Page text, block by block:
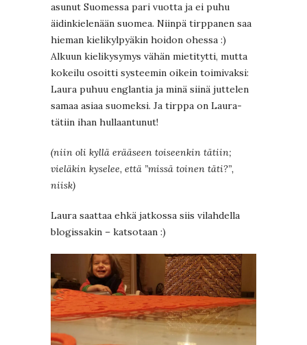
asunut Suomessa pari vuotta ja ei puhu
äidinkielenään suomea. Niinpä tirppanen saa
hieman kielikylpyäkin hoidon ohessa :)
Alkuun kielikysymys vähän mietitytti, mutta
kokeilu osoitti systeemin oikein toimivaksi:
Laura puhuu englantia ja minä siinä juttelen
samaa asiaa suomeksi. Ja tirppa on Laura-
tätiin ihan hullaantunut!
(niin oli kyllä erääseen toiseenkin tätiin;
vieläkin kyselee, että ”missä toinen täti?”,
niisk)
Laura saattaa ehkä jatkossa siis vilahdella
blogissakin – katsotaan :)